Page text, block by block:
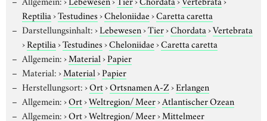
Reptilia›Testudines›Cheloniidae›Caretta caretta
Darstellungsinhalt:›Lebewesen›Tier›Chordata›Vertebrata
›Reptilia›Testudines›Cheloniidae›Caretta caretta
Allgemein:›Material›Papier
Material:›Material›Papier
Herstellungsort:›Ort›Ortsnamen A-Z›Erlangen
Allgemein:›Ort›Weltregion/ Meer›Atlantischer Ozean
Allgemein:›Ort›Weltregion/ Meer›Mittelmeer